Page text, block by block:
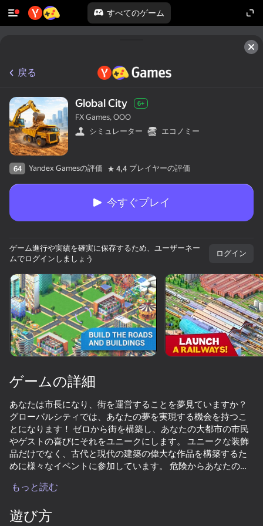
すべてのゲーム
デバイスを回転させる
このゲームは横向きのみ
対応しています
戻る
Global City 6+
FX Games, OOO
シミュレーター
エコノミー
64 Yandex Gamesの評価 4,4 プレイヤーの評価
今すぐプレイ
ゲーム進行や実績を確実に保存するため、ユーザーネー
ムでログインしましょう
ログイン
ゲームの詳細
あなたは市長になり、街を運営することを夢見ていますか？
グローバルシティでは、あなたの夢を実現する機会を持つこ
とになります！ ゼロから街を構築し、あなたの大都市の市民
やゲストの喜びにそれをユニークにします。 ユニークな装飾
品だけでなく、古代と現代の建築の偉大な作品を構築するた
めに様々なイベントに参加しています。 危険からあなたの街
としての貴重な経験を同僚と共有することもできます。 リー
なります！
もっと読む
遊び方